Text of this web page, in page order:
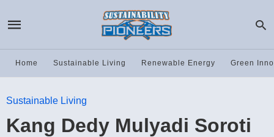
Home Sustainable Living Renewable Energy Green
Sustainable Living
Kang Dedy Mulyadi Soroti